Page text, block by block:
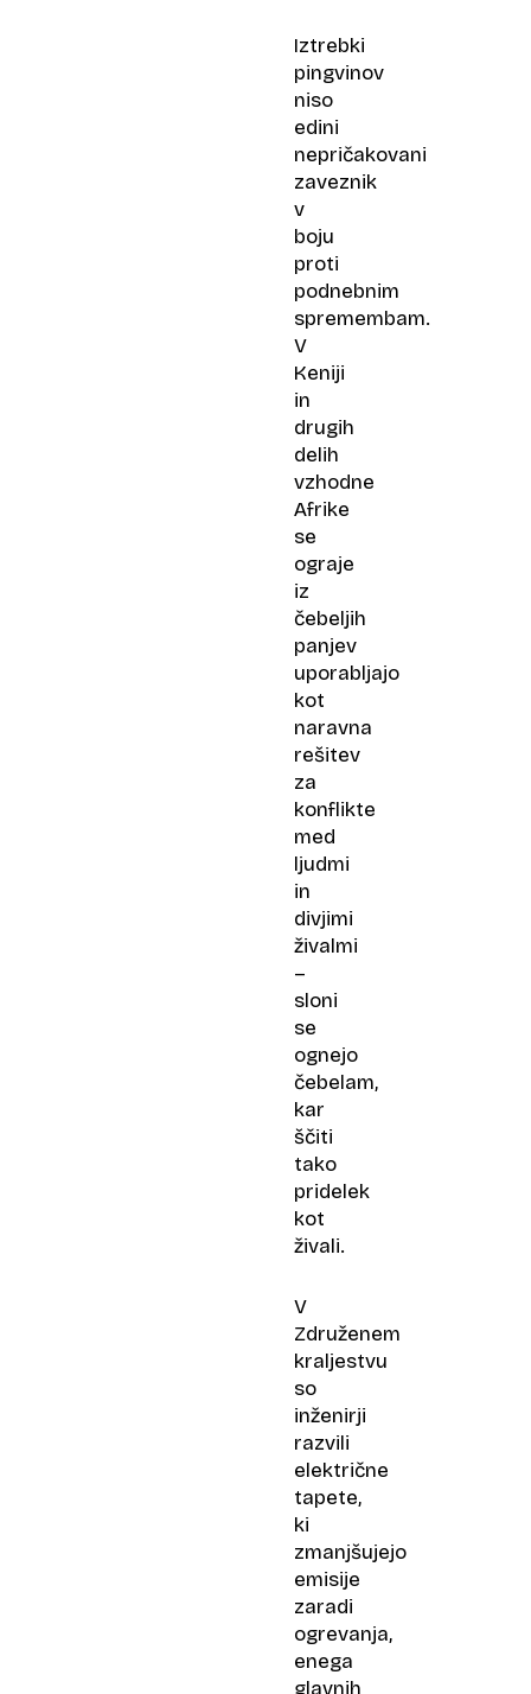
Iztrebki
pingvinov
niso
edini
nepričakovani
zaveznik
v
boju
proti
podnebnim
spremembam.
V
Keniji
in
drugih
delih
vzhodne
Afrike
se
ograje
iz
čebeljih
panjev
uporabljajo
kot
naravna
rešitev
za
konflikte
med
ljudmi
in
divjimi
živalmi
–
sloni
se
ognejo
čebelam,
kar
ščiti
tako
pridelek
kot
živali.
V
Združenem
kraljestvu
so
inženirji
razvili
električne
tapete,
ki
zmanjšujejo
emisije
zaradi
ogrevanja,
enega
glavnih